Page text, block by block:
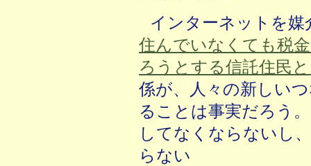
インターネットを
住んでいなくても税
ろうとする信託住民
係が、人々の新しい
ることは事実だろう
してなくならないし
らない